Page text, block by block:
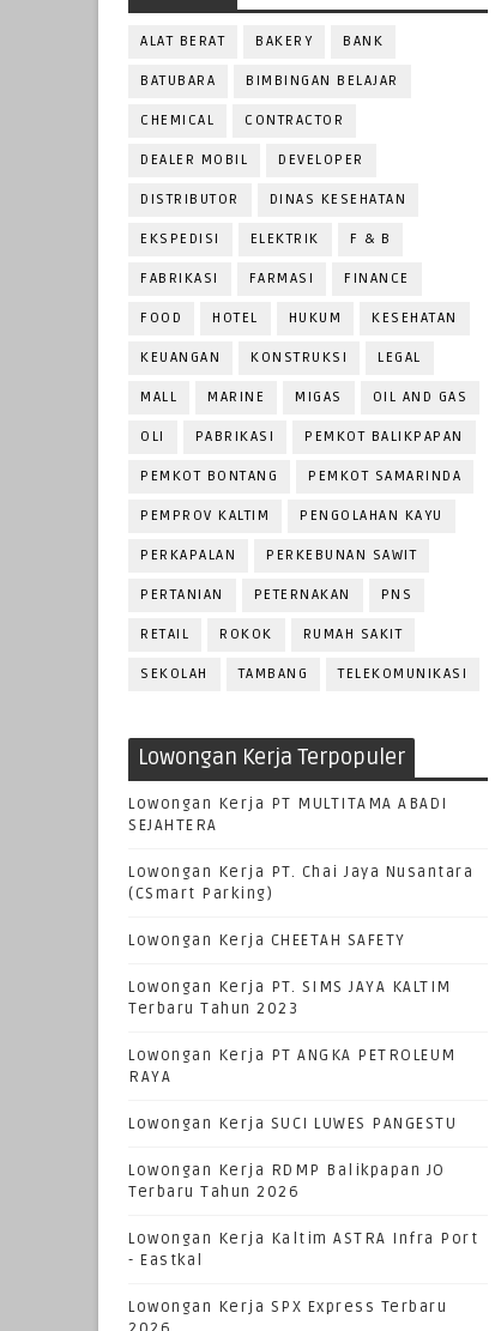
ALAT BERAT BAKERY BANK
BATUBARA BIMBINGAN BELAJAR
CHEMICAL CONTRACTOR
DEALER MOBIL DEVELOPER
DISTRIBUTOR DINAS KESEHATAN
EKSPEDISI ELEKTRIK F & B
FABRIKASI FARMASI FINANCE
FOOD HOTEL HUKUM KESEHATAN
KEUANGAN KONSTRUKSI LEGAL
MALL MARINE MIGAS OIL AND GAS
OLI PABRIKASI PEMKOT BALIKPAPAN
PEMKOT BONTANG PEMKOT SAMARINDA
PEMPROV KALTIM PENGOLAHAN KAYU
PERKAPALAN PERKEBUNAN SAWIT
PERTANIAN PETERNAKAN PNS
RETAIL ROKOK RUMAH SAKIT
SEKOLAH TAMBANG TELEKOMUNIKASI
Lowongan Kerja Terpopuler
Lowongan Kerja PT MULTITAMA ABADI
SEJAHTERA
Lowongan Kerja PT. Chai Jaya Nusantara
(CSmart Parking)
Lowongan Kerja CHEETAH SAFETY
Lowongan Kerja PT. SIMS JAYA KALTIM
Terbaru Tahun 2023
Lowongan Kerja PT ANGKA PETROLEUM
RAYA
Lowongan Kerja SUCI LUWES PANGESTU
Lowongan Kerja RDMP Balikpapan JO
Terbaru Tahun 2026
Lowongan Kerja Kaltim ASTRA Infra Port
- Eastkal
Lowongan Kerja SPX Express Terbaru